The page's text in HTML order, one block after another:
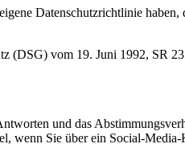
Datenschutzrichtlinie
(DSG) vom 19. Juni 1992, SR
und das
Sie über ein Social-